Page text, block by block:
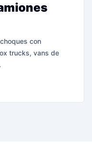
con
trucks, vans de